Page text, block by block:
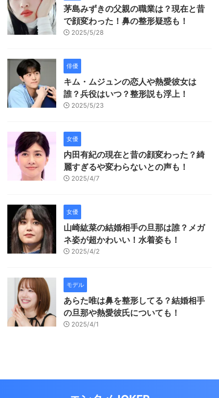
茅島みずきの父親の職業は？現在と昔
で顔変わった！鼻の整形疑惑も！
2025/5/28
俳優
キム・ムジュンの恋人や熱愛彼女は
誰？兵役はいつ？整形説も浮上！
2025/5/23
女優
内田有紀の現在と昔の顔変わった？綺
麗すぎるや変わらないとの声も！
2025/4/7
女優
山崎紘菜の結婚相手の旦那は誰？メガ
ネ姿が超かわいい！水着姿も！
2025/4/2
モデル
あらた唯は鼻を整形してる？結婚相手
の旦那や熱愛彼氏についても！
2025/4/1